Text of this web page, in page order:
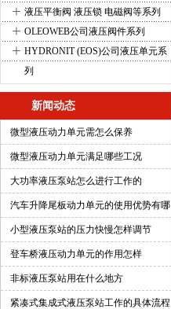
+ 液压平衡阀 液压锁 电磁阀等系列
+ OLEOWEB公司液压阀件系列
+ HYDRONIT (EOS)公司液压单元系
列
新闻动态
微型液压动力单元需怎么保养
微型液压动力单元满足哪些工况
大功率液压泵站怎么进行工作的
汽车升降尾板动力单元的使用优势有哪
小型液压泵站的压力快慢怎样调节
登车桥液压动力单元的作用怎样
非标液压泵站用在什么地方
紧凑式集成式液压泵站工作的具体流程